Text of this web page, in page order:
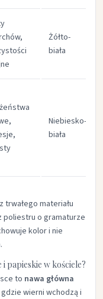
Żółto-
biała
Niebiesko-
biała
trwałego materiału
o gramaturze
kolor i nie
papieskie w kościele?
to nawa główna
wierni wchodzą i